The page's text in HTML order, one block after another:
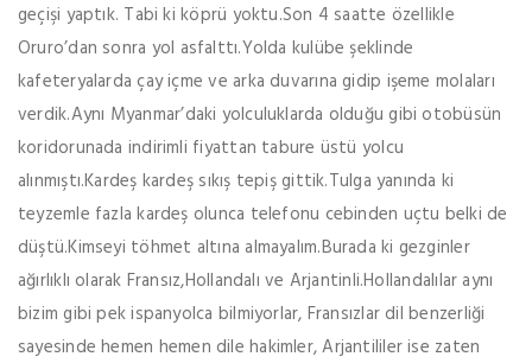
geçişi yaptık. Tabi ki köprü yoktu.Son 4 saatte özellikle
Oruro’dan sonra yol asfalttı.Yolda kulübe şeklinde
kafeteryalarda çay içme ve arka duvarına gidip işeme molaları
verdik.Aynı Myanmar’daki yolculuklarda olduğu gibi otobüsün
koridorunada indirimli fiyattan tabure üstü yolcu
alınmıştı.Kardeş kardeş sıkış tepiş gittik.Tulga yanında ki
teyzemle fazla kardeş olunca telefonu cebinden uçtu belki de
düştü.Kimseyi töhmet altına almayalım.Burada ki gezginler
ağırlıklı olarak Fransız,Hollandalı ve Arjantinli.Hollandalılar aynı
bizim gibi pek ispanyolca bilmiyorlar, Fransızlar dil benzerliği
sayesinde hemen hemen dile hakimler, Arjantililer ise zaten